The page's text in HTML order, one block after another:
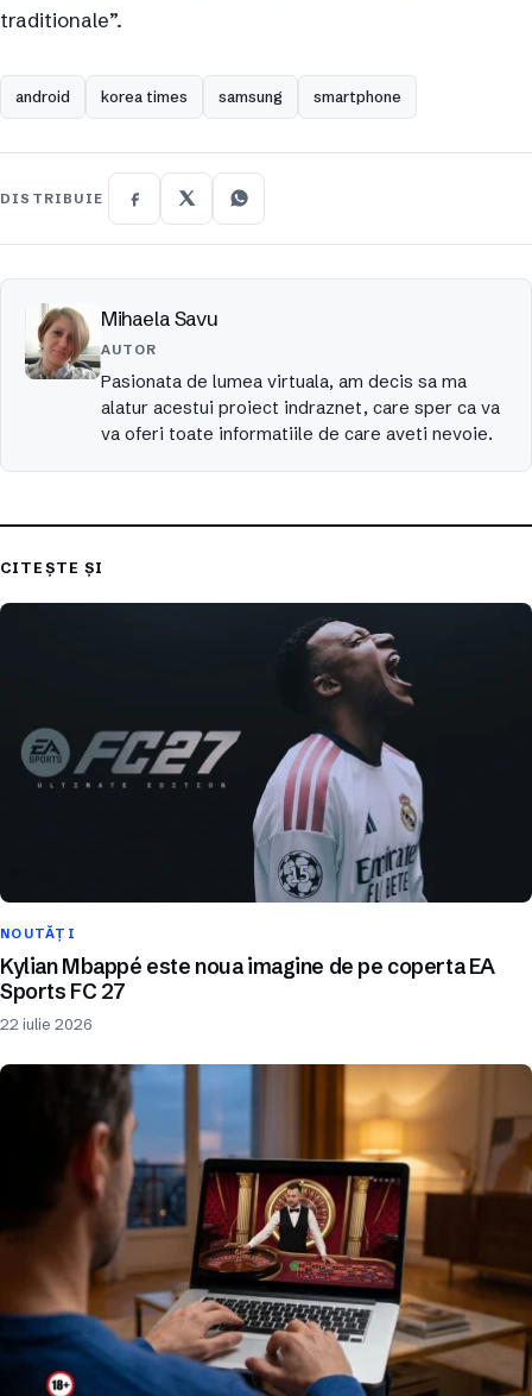
traditionale”.
android korea times samsung smartphone
DISTRIBUIE
Mihaela Savu
AUTOR
Pasionata de lumea virtuala, am decis sa ma
alatur acestui proiect indraznet, care sper ca va
va oferi toate informatiile de care aveti nevoie.
CITEȘTE ȘI
NOUTĂȚI
Kylian Mbappé este noua imagine de pe coperta EA
Sports FC 27
22 iulie 2026